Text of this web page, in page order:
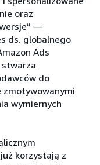
oraz
—
ds. globalnego
Ads
stwarza
do
zmotywowanymi
wymiernych
korzystają z